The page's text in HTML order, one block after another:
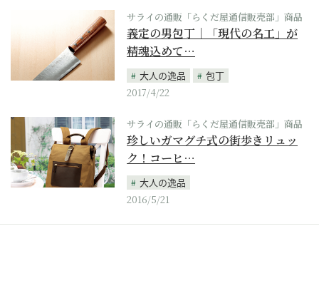
サライの通販「らくだ屋通信販売部」商品
義定の男包丁｜「現代の名工」が
精魂込めて…
大人の逸品
包丁
2017/4/22
サライの通販「らくだ屋通信販売部」商品
珍しいガマグチ式の街歩きリュッ
ク！コーヒ…
大人の逸品
2016/5/21